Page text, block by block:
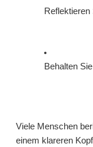
Behalten
Viele Menschen
einem klareren